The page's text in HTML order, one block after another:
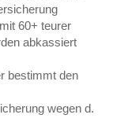
60+ teurer
abkassiert
bestimmt den
wegen d.